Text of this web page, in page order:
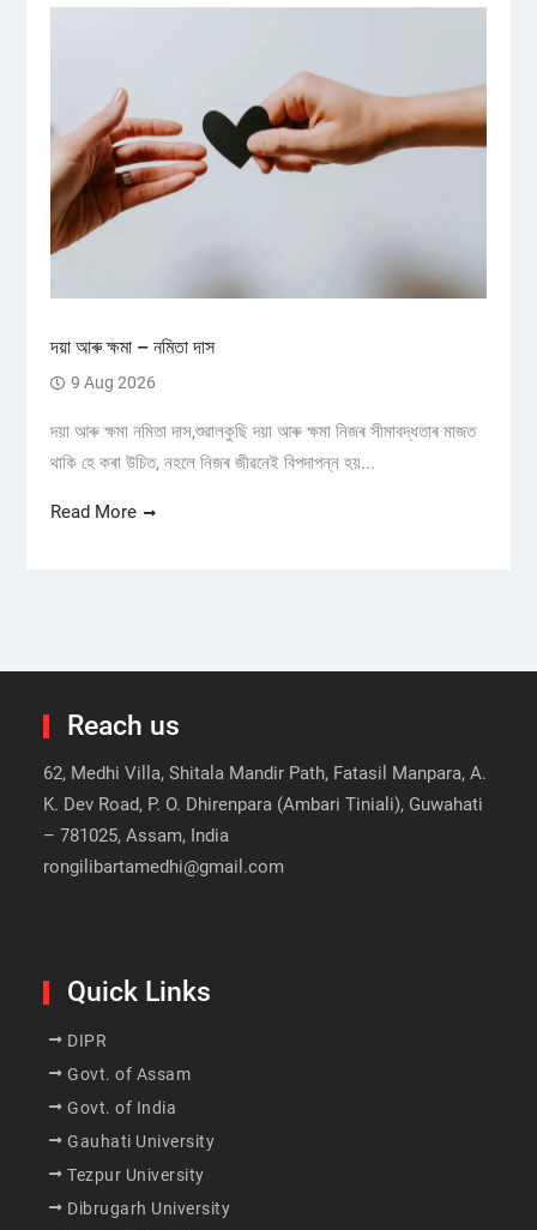
দয়া আৰু ক্ষমা – নমিতা দাস
9 Aug 2026
দয়া আৰু ক্ষমা নমিতা দাস,শুৱালকুছি দয়া আৰু ক্ষমা নিজৰ সীমাবদ্ধতাৰ মাজত
থাকি হে কৰা উচিত, নহলে নিজৰ জীৱনেই বিপদাপন্ন হয়...
Read More
Reach us
62, Medhi Villa, Shitala Mandir Path, Fatasil Manpara, A.
K. Dev Road, P. O. Dhirenpara (Ambari Tiniali), Guwahati
– 781025, Assam, India
rongilibartamedhi@gmail.com
Quick Links
DIPR
Govt. of Assam
Govt. of India
Gauhati University
Tezpur University
Dibrugarh University